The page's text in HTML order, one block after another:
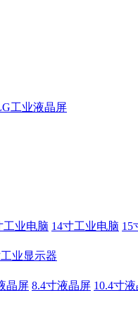
工业液晶屏
工业电脑 14寸工业电脑 15
业显示器
晶屏 8.4寸液晶屏 10.4寸